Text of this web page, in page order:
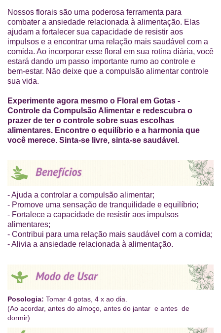
Nossos florais são uma poderosa ferramenta para
combater a ansiedade relacionada à alimentação. Elas
ajudam a fortalecer sua capacidade de resistir aos
impulsos e a encontrar uma relação mais saudável com a
comida. Ao incorporar esse floral em sua rotina diária, você
estará dando um passo importante rumo ao controle e
bem-estar. Não deixe que a compulsão alimentar controle
sua vida.
Experimente agora mesmo o Floral em Gotas -
Controle da Compulsão Alimentar e redescubra o
prazer de ter o controle sobre suas escolhas
alimentares. Encontre o equilíbrio e a harmonia que
você merece. Sinta-se livre, sinta-se saudável.
- Ajuda a controlar a compulsão alimentar;
- Promove uma sensação de tranquilidade e equilíbrio;
- Fortalece a capacidade de resistir aos impulsos
alimentares;
- Contribui para uma relação mais saudável com a comida;
- Alivia a ansiedade relacionada à alimentação.
Posologia: Tomar 4 gotas, 4 x ao dia.
(Ao acordar, antes do almoço, antes do jantar e antes de
dormir)